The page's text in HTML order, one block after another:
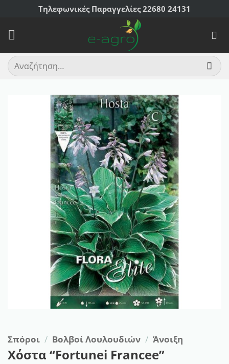
Μετάβαση
περιεχόμενο
Τηλεφωνικές Παραγγελίες 22680 24131
Αναζήτηση
για:
Σπόροι / Βολβοί Λουλουδιών / Άνοιξη
Χόστα “Fortunei Francee”